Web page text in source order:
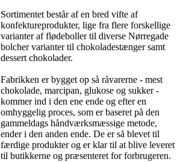
Sortimentet består af en bred vifte af
konfektureprodukter, lige fra flere forskellige
varianter af flødeboller til diverse Nørregade
bolcher varianter til chokoladestænger samt
dessert chokolader.
Fabrikken er bygget op så råvarerne - mest
chokolade, marcipan, glukose og sukker -
kommer ind i den ene ende og efter en
omhyggelig proces, som er baseret på den
gammeldags håndværksmæssige metode,
ender i den anden ende. De er så blevet til
færdige produkter og er klar til at blive leveret
til butikkerne og præsenteret for forbrugeren.